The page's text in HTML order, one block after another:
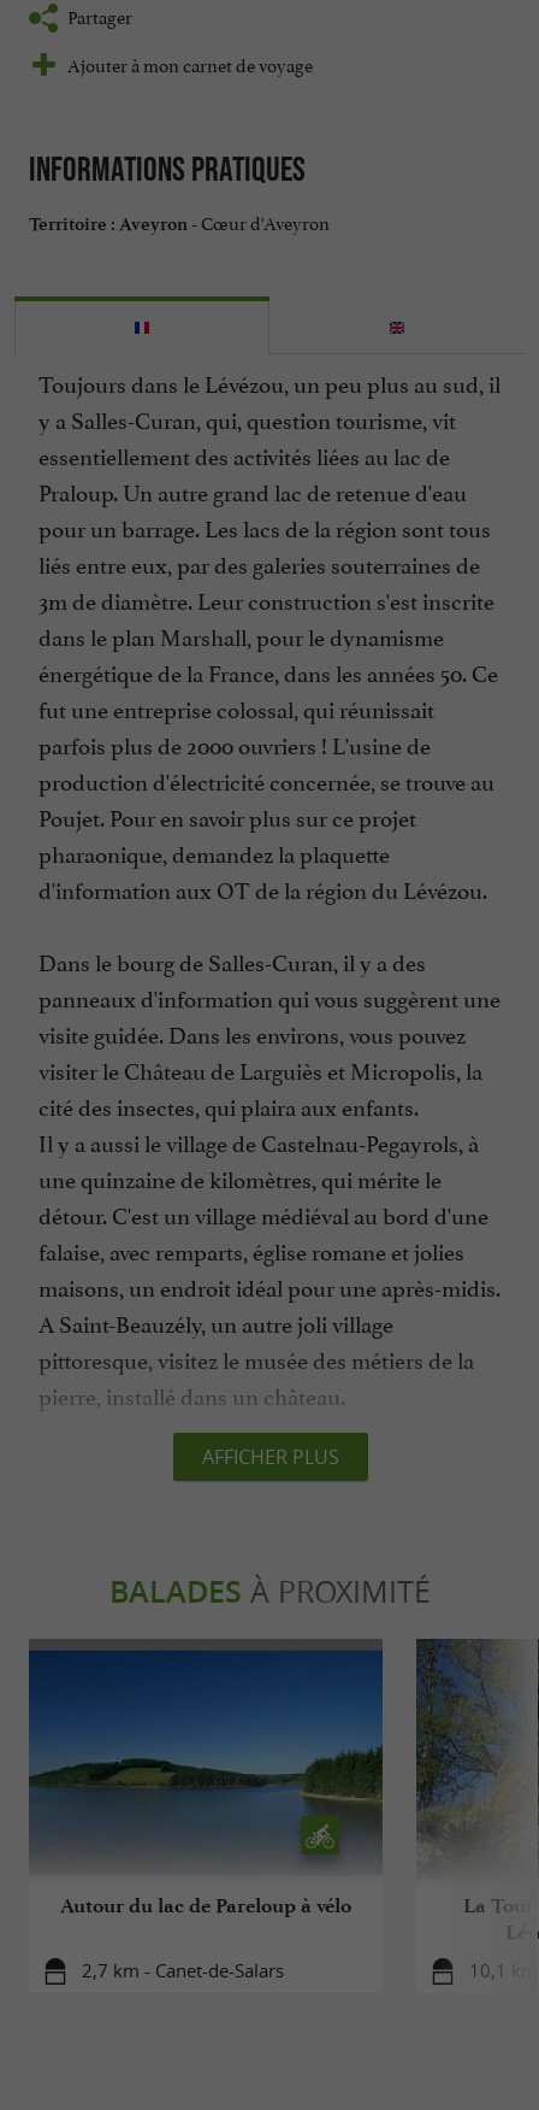
Partager
Ajouter à mon carnet de voyage
Informations pratiques
Territoire : Aveyron - Cœur d'Aveyron
Toujours dans le Lévézou, un peu plus au sud, il
y a Salles-Curan, qui, question tourisme, vit
essentiellement des activités liées au lac de
Praloup. Un autre grand lac de retenue d'eau
pour un barrage. Les lacs de la région sont tous
liés entre eux, par des galeries souterraines de
3m de diamètre. Leur construction s'est inscrite
dans le plan Marshall, pour le dynamisme
énergétique de la France, dans les années 50. Ce
fut une entreprise colossal, qui réunissait
parfois plus de 2000 ouvriers ! L'usine de
production d'électricité concernée, se trouve au
Poujet. Pour en savoir plus sur ce projet
pharaonique, demandez la plaquette
d'information aux OT de la région du Lévézou.
Dans le bourg de Salles-Curan, il y a des
panneaux d'information qui vous suggèrent une
visite guidée. Dans les environs, vous pouvez
visiter le Château de Larguiès et Micropolis, la
cité des insectes, qui plaira aux enfants.
Il y a aussi le village de Castelnau-Pegayrols, à
une quinzaine de kilomètres, qui mérite le
détour. C'est un village médiéval au bord d'une
falaise, avec remparts, église romane et jolies
maisons, un endroit idéal pour une après-midis.
A Saint-Beauzély, un autre joli village
pittoresque, visitez le musée des métiers de la
pierre, installé dans un château.
AFFICHER PLUS
BALADES À PROXIMITÉ
Autour du lac de Pareloup à vélo
2,7 km - Canet-de-Salars
La Tour
10,1